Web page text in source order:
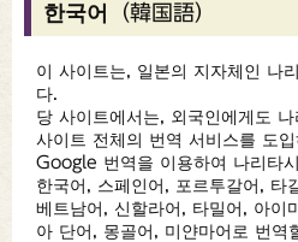
한국어（韓国語）
이 사이트는, 일본의 지자체인 나
다.
당 사이트에서는, 외국인에게도
사이트 전체의 번역 서비스를 도
Google 번역을 이용하여 나리타
한국어, 스페인어, 포르투갈어, 타
베트남어, 신할라어, 타밀어, 아이
아 단어, 몽골어, 미얀마어로 번역